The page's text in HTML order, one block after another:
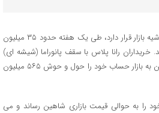
این خودرو که به طور معمول در حاشیه بازار قرار دارد، طی یک هفته حدود ۳۵ میلیون
رانا پلاس با سقف پانوراما (شیشه ای)
در نیمه دی امسال باید پیش از رفتن به بازار حساب خود را حول و حوش ۵۶۵ میلیون
را به حوالی قیمت بازاری شاهین رساند و می